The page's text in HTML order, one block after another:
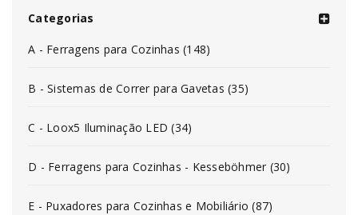
Categorias
A - Ferragens para Cozinhas (148)
B - Sistemas de Correr para Gavetas (35)
C - Loox5 Iluminação LED (34)
D - Ferragens para Cozinhas - Kesseböhmer (30)
E - Puxadores para Cozinhas e Mobiliário (87)